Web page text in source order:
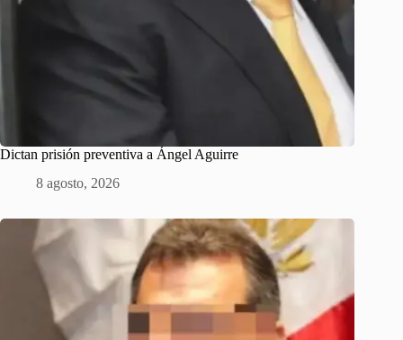
Dictan prisión preventiva a Ángel Aguirre
8 agosto, 2026